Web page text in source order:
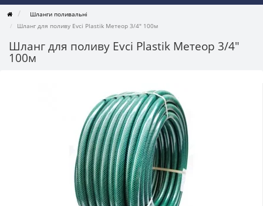
Шланги поливальні
Шланг для поливу Evci Plastik Метеор 3/4" 100м
Шланг для поливу Evci Plastik Метеор 3/4"
100м